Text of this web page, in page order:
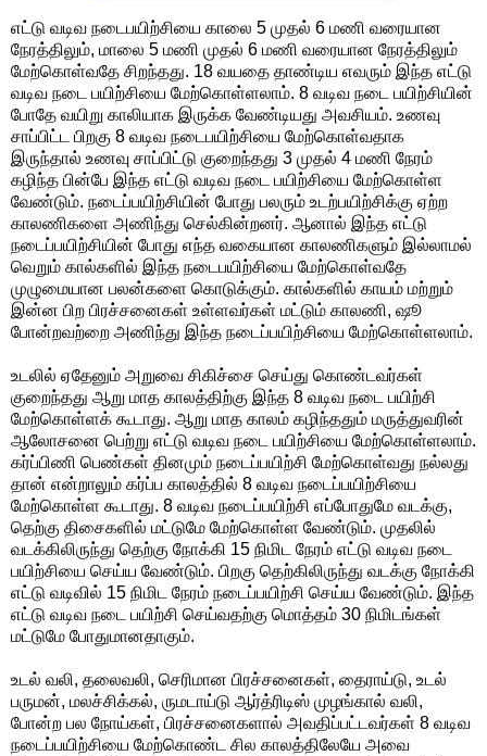
எட்டு வடிவ நடைபயிற்சியை காலை 5 முதல் 6 மணி வரையான
நேரத்திலும், மாலை 5 மணி முதல் 6 மணி வரையான நேரத்திலும்
மேற்கொள்வதே சிறந்தது. 18 வயதை தாண்டிய எவரும் இந்த எட்டு
வடிவ நடை பயிற்சியை மேற்கொள்ளலாம். 8 வடிவ நடை பயிற்சியின்
போதே வயிறு காலியாக இருக்க வேண்டியது அவசியம். உணவு
சாப்பிட்ட பிறகு 8 வடிவ நடைபயிற்சியை மேற்கொள்வதாக
இருந்தால் உணவு சாப்பிட்டு குறைந்தது 3 முதல் 4 மணி நேரம்
கழிந்த பின்பே இந்த எட்டு வடிவ நடை பயிற்சியை மேற்கொள்ள
வேண்டும். நடைப்பயிற்சியின் போது பலரும் உடற்பயிற்சிக்கு ஏற்ற
காலணிகளை அணிந்து செல்கின்றனர். ஆனால் இந்த எட்டு
நடைப்பயிற்சியின் போது எந்த வகையான காலணிகளும் இல்லாமல்
வெறும் கால்களில் இந்த நடைபயிற்சியை மேற்கொள்வதே
முழுமையான பலன்களை கொடுக்கும். கால்களில் காயம் மற்றும்
இன்ன பிற பிரச்சனைகள் உள்ளவர்கள் மட்டும் காலணி, ஷூ
போன்றவற்றை அணிந்து இந்த நடைப்பயிற்சியை மேற்கொள்ளலாம்.
உடலில் ஏதேனும் அறுவை சிகிச்சை செய்து கொண்டவர்கள்
குறைந்தது ஆறு மாத காலத்திற்கு இந்த 8 வடிவ நடை பயிற்சி
மேற்கொள்ளக் கூடாது. ஆறு மாத காலம் கழிந்ததும் மருத்துவரின்
ஆலோசனை பெற்று எட்டு வடிவ நடை பயிற்சியை மேற்கொள்ளலாம்.
கர்ப்பிணி பெண்கள் தினமும் நடைப்பயிற்சி மேற்கொள்வது நல்லது
தான் என்றாலும் கர்ப்ப காலத்தில் 8 வடிவ நடைப்பயிற்சியை
மேற்கொள்ள கூடாது. 8 வடிவ நடைப்பயிற்சி எப்போதுமே வடக்கு,
தெற்கு திசைகளில் மட்டுமே மேற்கொள்ள வேண்டும். முதலில்
வடக்கிலிருந்து தெற்கு நோக்கி 15 நிமிட நேரம் எட்டு வடிவ நடை
பயிற்சியை செய்ய வேண்டும். பிறகு தெற்கிலிருந்து வடக்கு நோக்கி
எட்டு வடிவில் 15 நிமிட நேரம் நடைப்பயிற்சி செய்ய வேண்டும். இந்த
எட்டு வடிவ நடை பயிற்சி செய்வதற்கு மொத்தம் 30 நிமிடங்கள்
மட்டுமே போதுமானதாகும்.
உடல் வலி, தலைவலி, செரிமான பிரச்சனைகள், தைராய்டு, உடல்
பருமன், மலச்சிக்கல், ருமடாய்டு ஆர்த்ரிடிஸ் முழங்கால் வலி,
போன்ற பல நோய்கள், பிரச்சனைகளால் அவதிப்பட்டவர்கள் 8 வடிவ
நடைப்பயிற்சியை மேற்கொண்ட சில காலத்திலேயே அவை